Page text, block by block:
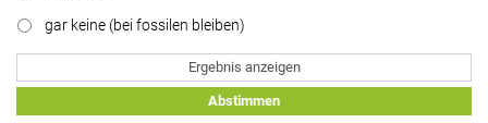
gar keine (bei fossilen bleiben)
Ergebnis anzeigen
Abstimmen